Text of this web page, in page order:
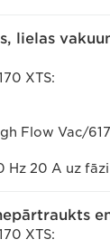
lielas
XTS:
Flow Vac/
Hz 20 A uz
XTS: